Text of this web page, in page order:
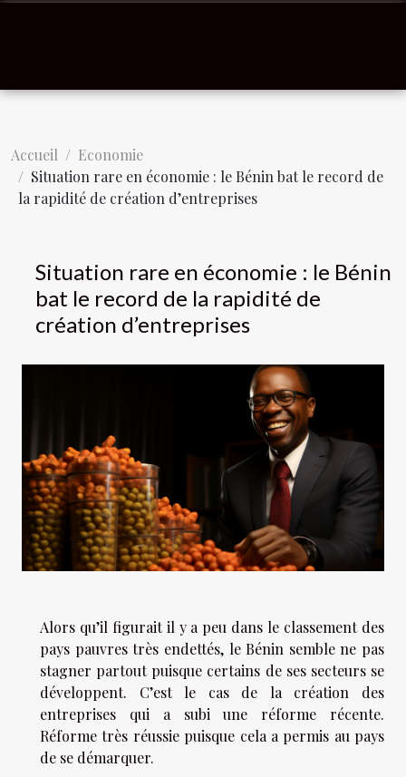
Accueil
Economie
Situation rare en économie : le Bénin bat le record de
la rapidité de création d’entreprises
Situation rare en économie : le Bénin
bat le record de la rapidité de
création d’entreprises
Alors qu’il figurait il y a peu dans le classement des
pays pauvres très endettés, le Bénin semble ne pas
stagner partout puisque certains de ses secteurs se
développent. C’est le cas de la création des
entreprises qui a subi une réforme récente.
Réforme très réussie puisque cela a permis au pays
de se démarquer.